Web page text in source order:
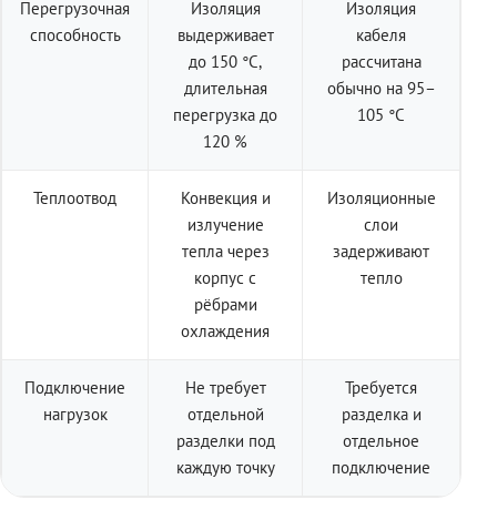
Перегрузочная
способность
Изоляция
выдерживает
до 150 °C,
длительная
перегрузка до
120 %
Изоляция
кабеля
рассчитана
обычно на 95–
105 °C
Теплоотвод
Конвекция и
излучение
тепла через
корпус с
рёбрами
охлаждения
Изоляционные
слои
задерживают
тепло
Подключение
нагрузок
Не требует
отдельной
разделки под
каждую точку
Требуется
разделка и
отдельное
подключение